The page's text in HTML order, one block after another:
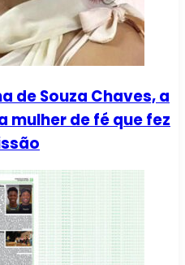
de Souza Chaves, a
mulher de fé que fez